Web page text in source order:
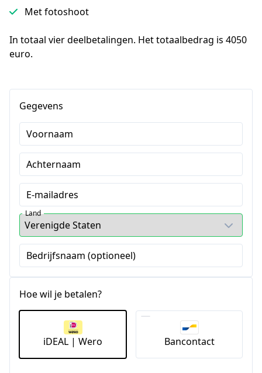
Met fotoshoot
In totaal vier deelbetalingen. Het totaalbedrag is 4050
euro.
Gegevens
Voornaam
Achternaam
E-mailadres
Land
Bedrijfsnaam (optioneel)
Hoe wil je betalen?
iDEAL | Wero Bancontact